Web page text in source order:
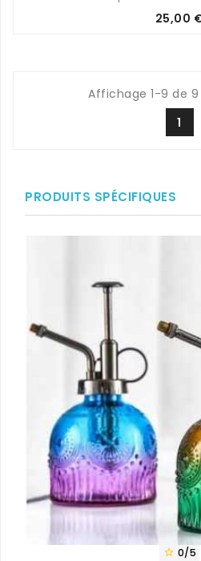
Prix
25,00
Affichage 1-9 de
1
PRODUITS SPÉCIFIQUES
 0/5